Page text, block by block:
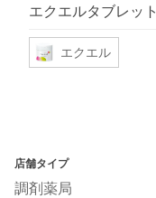
エクエルタブレット
エクエル
店舗タイプ
調剤薬局